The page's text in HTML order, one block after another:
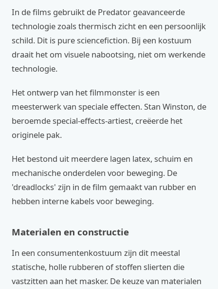
In de films gebruikt de Predator geavanceerde
technologie zoals thermisch zicht en een persoonlijk
schild. Dit is pure sciencefiction. Bij een kostuum
draait het om visuele nabootsing, niet om werkende
technologie.
Het ontwerp van het filmmonster is een
meesterwerk van speciale effecten. Stan Winston, de
beroemde special-effects-artiest, creëerde het
originele pak.
Het bestond uit meerdere lagen latex, schuim en
mechanische onderdelen voor beweging. De
'dreadlocks' zijn in de film gemaakt van rubber en
hebben interne kabels voor beweging.
Materialen en constructie
In een consumentenkostuum zijn dit meestal
statische, holle rubberen of stoffen slierten die
vastzitten aan het masker. De keuze van materialen